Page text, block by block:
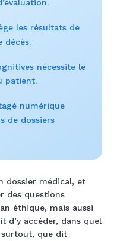
les résultats de
décès.
nécessite le
patient.
numérique
de dossiers
dossier médical, et
des questions
éthique, mais aussi
d’y accéder, dans quel
que dit